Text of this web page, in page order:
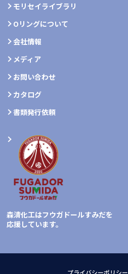
モリセイライブラリ
Oリングについて
会社情報
メディア
お問い合わせ
カタログ
書類発行依頼
森清化工はフウガドールすみだを
応援しています。
プライバシーポリシー